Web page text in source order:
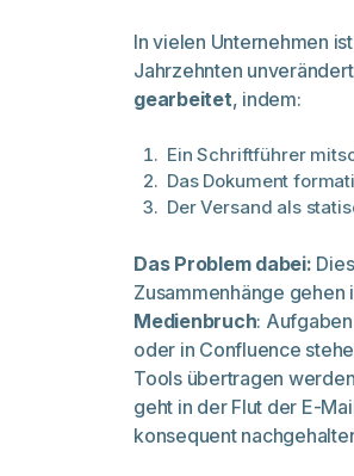
In vielen Unternehmen
Jahrzehnten
gearbeitet, indem:
Ein Schriftführer
Das Dokument
Der Versand als
Das Problem dabei:
Zusammenhänge
Medienbruch:
oder in Confluence
Tools übertragen
geht in der Flut der E-
konsequent